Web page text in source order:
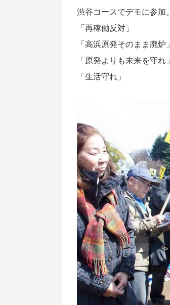
渋谷コースでデモに参加。
「再稼働反対」
「高浜原発そのまま廃炉」
「原発よりも未来を守れ」
「生活守れ」